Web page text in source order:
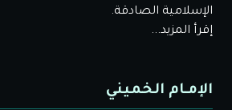
الإسلامية الصادقة.
إقرأ المزيد...
الإمـام الخميني